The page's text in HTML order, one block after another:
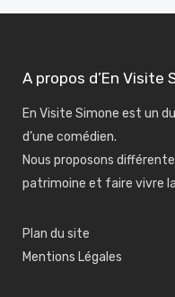
A propos d’En Visite
En Visite Simone est un
d’une comédien.
Nous proposons
patrimoine et faire vivre
Plan du site
Mentions Légales